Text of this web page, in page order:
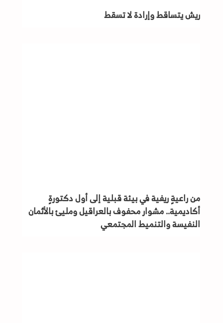
ريش يتساقط وإرادة لا تسقط
من راعيةٍ ريفية في بيئة قبلية إلى أول دكتورةٍ
أكاديمية.. مشوار محفوف بالعراقيل ومليئ بالأثمان
النفيسة والتنميط المجتمعي